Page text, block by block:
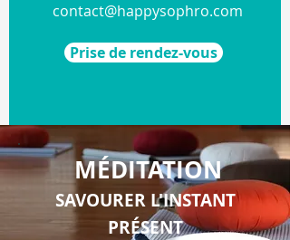
contact@happysophro.com
Prise de rendez-vous
MÉDITATION
SAVOURER L'INSTANT
PRÉSENT